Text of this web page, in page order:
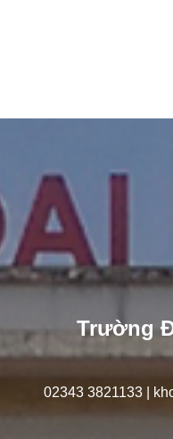
Trường
02343 3821133 |